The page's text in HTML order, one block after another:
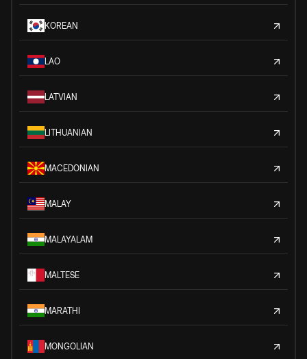
KOREAN
LAO
LATVIAN
LITHUANIAN
MACEDONIAN
MALAY
MALAYALAM
MALTESE
MARATHI
MONGOLIAN